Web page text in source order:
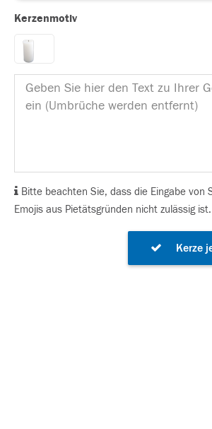
Kerzenmotiv
Bitte beachten Sie, dass die Eingabe von
Emojis aus Pietätsgründen nicht zulässig ist.
Kerze